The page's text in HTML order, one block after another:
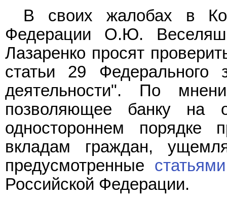
В своих жалобах в
Федерации О.Ю.
Лазаренко просят
статьи 29 Федерального
деятельности". По
позволяющее банку на
одностороннем порядке
вкладам граждан,
предусмотренные
Российской Федерации.